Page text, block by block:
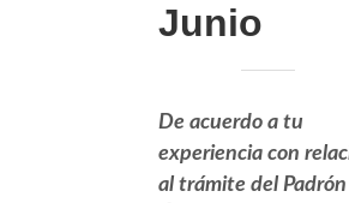
Junio
De acuerdo a tu
experiencia con
al trámite del Padrón